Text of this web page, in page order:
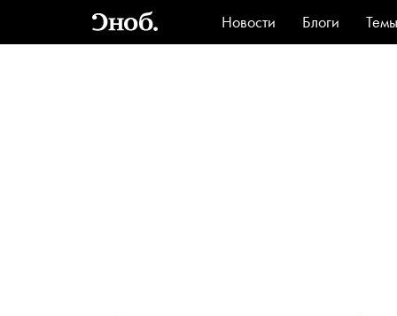
Новости Блоги Темы
Стиль